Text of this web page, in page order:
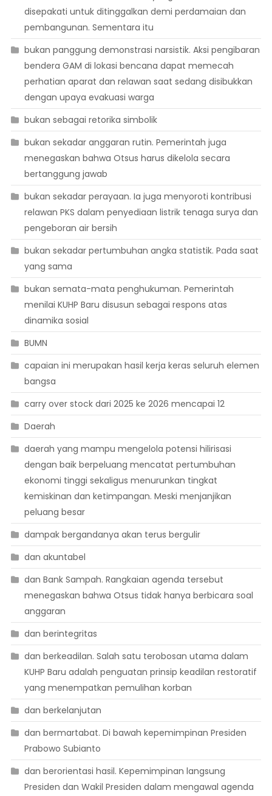
disepakati untuk ditinggalkan demi perdamaian dan
pembangunan. Sementara itu
bukan panggung demonstrasi narsistik. Aksi pengibaran
bendera GAM di lokasi bencana dapat memecah
perhatian aparat dan relawan saat sedang disibukkan
dengan upaya evakuasi warga
bukan sebagai retorika simbolik
bukan sekadar anggaran rutin. Pemerintah juga
menegaskan bahwa Otsus harus dikelola secara
bertanggung jawab
bukan sekadar perayaan. Ia juga menyoroti kontribusi
relawan PKS dalam penyediaan listrik tenaga surya dan
pengeboran air bersih
bukan sekadar pertumbuhan angka statistik. Pada saat
yang sama
bukan semata-mata penghukuman. Pemerintah
menilai KUHP Baru disusun sebagai respons atas
dinamika sosial
BUMN
capaian ini merupakan hasil kerja keras seluruh elemen
bangsa
carry over stock dari 2025 ke 2026 mencapai 12
Daerah
daerah yang mampu mengelola potensi hilirisasi
dengan baik berpeluang mencatat pertumbuhan
ekonomi tinggi sekaligus menurunkan tingkat
kemiskinan dan ketimpangan. Meski menjanjikan
peluang besar
dampak bergandanya akan terus bergulir
dan akuntabel
dan Bank Sampah. Rangkaian agenda tersebut
menegaskan bahwa Otsus tidak hanya berbicara soal
anggaran
dan berintegritas
dan berkeadilan. Salah satu terobosan utama dalam
KUHP Baru adalah penguatan prinsip keadilan restoratif
yang menempatkan pemulihan korban
dan berkelanjutan
dan bermartabat. Di bawah kepemimpinan Presiden
Prabowo Subianto
dan berorientasi hasil. Kepemimpinan langsung
Presiden dan Wakil Presiden dalam mengawal agenda